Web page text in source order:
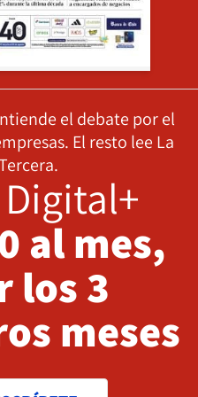
el debate por el
El resto lee La
al mes,
los 3
meses